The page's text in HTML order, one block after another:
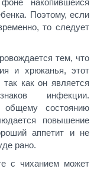
Поэтому, если
то следует
тем, что
и хрюканья, этот
как он является
инфекции.
общему состоянию
повышение
аппетит и не
рано.
с чиханием может